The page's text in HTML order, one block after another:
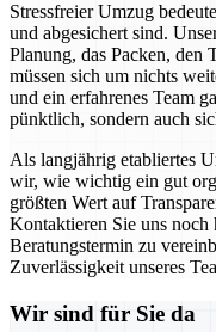
Stressfreier Umzug
und abgesichert sind.
Planung, das Packen, den
müssen sich um nichts
und ein erfahrenes Team
pünktlich, sondern auch
Als langjährig etabliertes
wir, wie wichtig ein gut
größten Wert auf
Kontaktieren Sie uns noch
Beratungstermin zu
Zuverlässigkeit unseres
Wir sind für Sie da